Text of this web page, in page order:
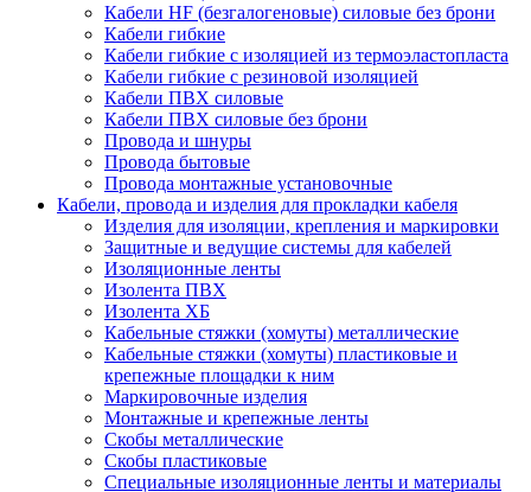
Кабели HF (безгалогеновые) силовые без брони
Кабели гибкие
Кабели гибкие с изоляцией из термоэластопласта
Кабели гибкие с резиновой изоляцией
Кабели ПВХ силовые
Кабели ПВХ силовые без брони
Провода и шнуры
Провода бытовые
Провода монтажные установочные
Кабели, провода и изделия для прокладки кабеля
Изделия для изоляции, крепления и маркировки
Защитные и ведущие системы для кабелей
Изоляционные ленты
Изолента ПВХ
Изолента ХБ
Кабельные стяжки (хомуты) металлические
Кабельные стяжки (хомуты) пластиковые и
крепежные площадки к ним
Маркировочные изделия
Монтажные и крепежные ленты
Скобы металлические
Скобы пластиковые
Специальные изоляционные ленты и материалы